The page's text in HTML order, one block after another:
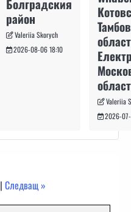
Болградския
район
Valeriia Skorych
2026-08-06 18:10
област
Valeriia
2026-
|Следващ »